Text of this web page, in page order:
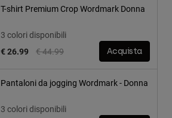
T-shirt Premium Crop Wordmark Donna
3 colori disponibili
Price reduced from
€ 44.99to
€ 26.99 Acquista
Pantaloni da jogging Wordmark - Donna
3 colori disponibili